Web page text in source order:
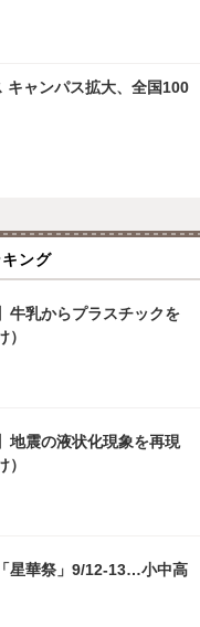
キャンパス拡大、全国100
ング
牛乳からプラスチックを
）
地震の液状化現象を再現
）
星華祭」9/12-13…小中高